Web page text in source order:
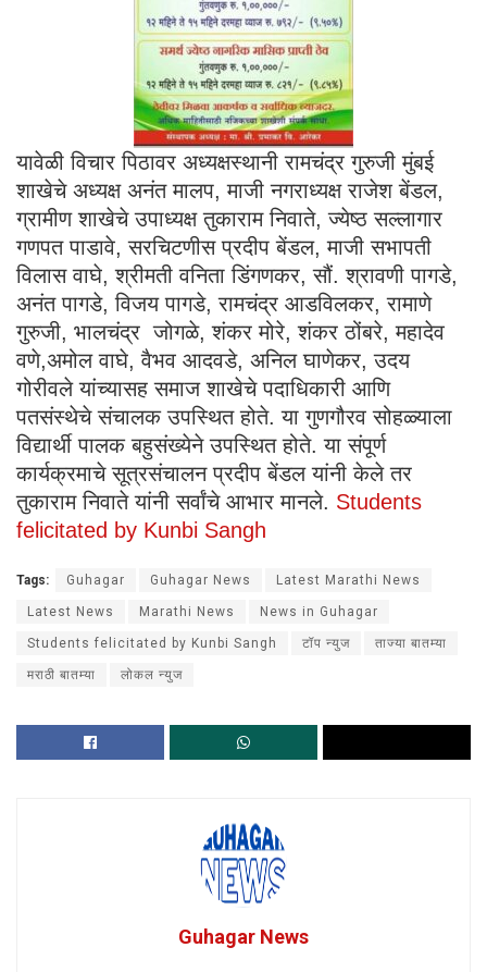
यावेळी विचार पिठावर अध्यक्षस्थानी रामचंद्र गुरुजी मुंबई
शाखेचे अध्यक्ष अनंत मालप, माजी नगराध्यक्ष राजेश बेंडल,
ग्रामीण शाखेचे उपाध्यक्ष तुकाराम निवाते, ज्येष्ठ सल्लागार
गणपत पाडावे, सरचिटणीस प्रदीप बेंडल, माजी सभापती
विलास वाघे, श्रीमती वनिता डिंगणकर, सौं. श्रावणी पागडे,
अनंत पागडे, विजय पागडे, रामचंद्र आडविलकर, रामाणे
गुरुजी, भालचंद्र जोगळे, शंकर मोरे, शंकर ठोंबरे, महादेव
वणे,अमोल वाघे, वैभव आदवडे, अनिल घाणेकर, उदय
गोरीवले यांच्यासह समाज शाखेचे पदाधिकारी आणि
पतसंस्थेचे संचालक उपस्थित होते. या गुणगौरव सोहळ्याला
विद्यार्थी पालक बहुसंख्येने उपस्थित होते. या संपूर्ण
कार्यक्रमाचे सूत्रसंचालन प्रदीप बेंडल यांनी केले तर
तुकाराम निवाते यांनी सर्वांचे आभार मानले. Students
felicitated by Kunbi Sangh
Tags: Guhagar Guhagar News Latest Marathi News
Latest News Marathi News News in Guhagar
Students felicitated by Kunbi Sangh टॉप न्युज ताज्या बातम्या
मराठी बातम्या लोकल न्युज
Guhagar News